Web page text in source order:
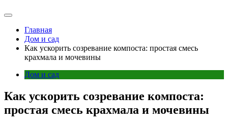
Главная
Дом и сад
Как ускорить созревание компоста: простая смесь
крахмала и мочевины
Дом и сад
Как ускорить созревание компоста:
простая смесь крахмала и мочевины